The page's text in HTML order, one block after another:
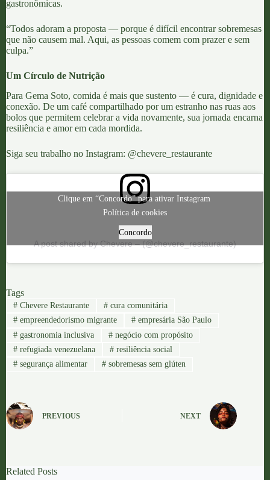
gastronômicas.
“Todos adoram a proposta — porque é difícil encontrar sobremesas
que não causem mal. Aqui, as pessoas comem com prazer e sem
culpa.”
Um Círculo de Nutrição
Para Gema Soto, comida é mais que sustento — é cura, dignidade e
conexão. De um café compartilhado por um estranho nas ruas aos
bolos que permitem celebrar a vida novamente, sua jornada encarna
resiliência e amor em cada mordida.
Siga seu trabalho no Instagram: @chevere_restaurante
A post shared by Chevere – (@chevere_restaurante)
Clique em “Concordo” para ativar Instagram
Política de cookies
Concordo
Tags
#Chevere Restaurante #cura comunitária
#empreendedorismo migrante #empresária São Paulo
#gastronomia inclusiva #negócio com propósito
#refugiada venezuelana #resiliência social
#segurança alimentar #sobremesas sem glúten
PREVIOUS NEXT
Related Posts